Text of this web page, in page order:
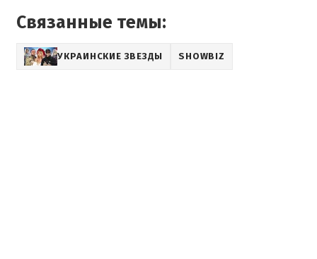
Связанные темы:
УКРАИНСКИЕ ЗВЕЗДЫ SHOWBIZ